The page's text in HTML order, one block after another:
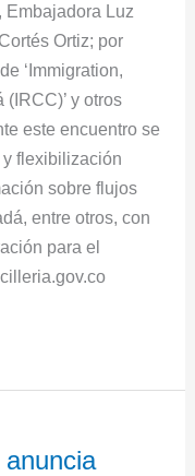
Embajadora Luz
Ortiz; por
‘Immigration,
y otros
este encuentro se
flexibilización
sobre flujos
entre otros, con
para el